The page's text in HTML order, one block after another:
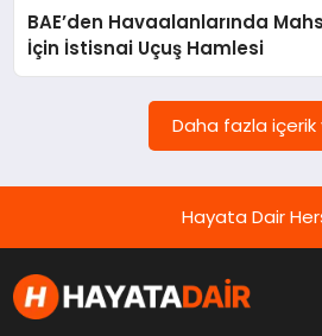
TEKNOLOJI
BAE’den Havaalanlarında
İçin İstisnai Uçuş Hamlesi
Daha fazla içerik
Hayata Dair